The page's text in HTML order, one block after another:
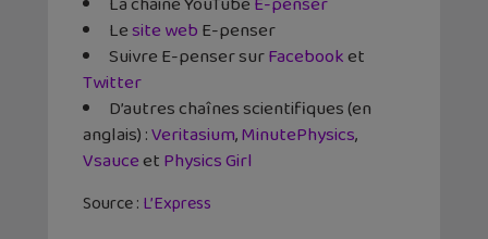
Lesite webE-penser
Suivre E-penser surFacebooket
Twitter
D’autres chaînes scientifiques (en
anglais) :Veritasium,MinutePhysics,
VsauceetPhysics Girl
Source : L’Express